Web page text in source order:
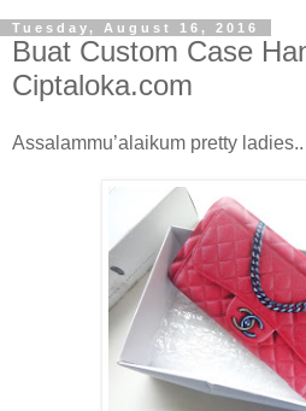
Tuesday, August 16, 2016
Buat Custom Case
Ciptaloka.com
Assalammu’alaikum pretty ladies..